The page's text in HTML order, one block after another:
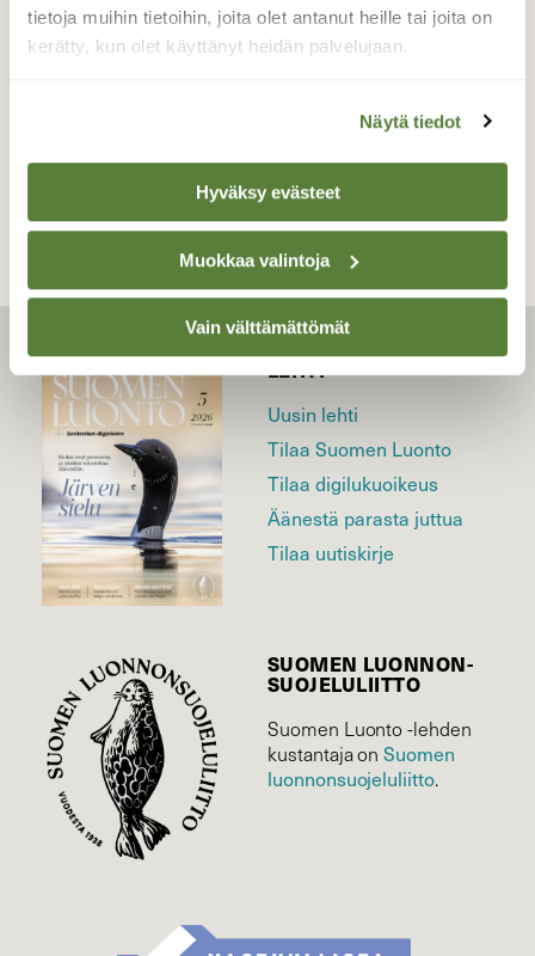
tietoja muihin tietoihin, joita olet antanut heille tai joita on
kerätty, kun olet käyttänyt heidän palvelujaan.
Näytä tiedot
Hyväksy evästeet
Muokkaa valintoja
Vain välttämättömät
Valokuvaaja: Risto Kangassalo, Kivipuisto, Raisio
18.9.2020
LEHTI
Uusin lehti
Tilaa Suomen Luonto
Tilaa digilukuoikeus
Äänestä parasta juttua
Tilaa uutiskirje
SUOMEN LUONNON­
SUOJELU­LIITTO
Suomen Luonto -lehden
kustantaja onSuomen
luonnonsuojelu­liitto.